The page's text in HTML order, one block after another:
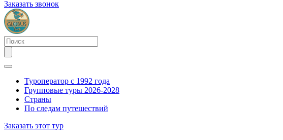
Заказать звонок
Туроператор с 1992 года
Групповые туры 2026-2028
Страны
По следам путешествий
Заказать этот тур